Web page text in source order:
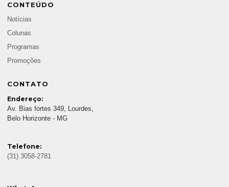
CONTEÚDO
Notícias
Colunas
Programas
Promoções
CONTATO
Endereço:
Av. Bias fortes 349, Lourdes,
Belo Horizonte - MG
Telefone:
(31) 3058-2781